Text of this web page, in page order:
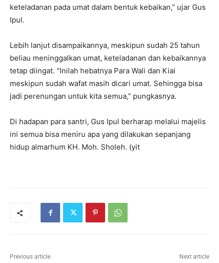
keteladanan pada umat dalam bentuk kebaikan,” ujar Gus
Ipul.
Lebih lanjut disampaikannya, meskipun sudah 25 tahun
beliau meninggalkan umat, keteladanan dan kebaikannya
tetap diingat. “Inilah hebatnya Para Wali dan Kiai
meskipun sudah wafat masih dicari umat. Sehingga bisa
jadi perenungan untuk kita semua,” pungkasnya.
Di hadapan para santri, Gus Ipul berharap melalui majelis
ini semua bisa meniru apa yang dilakukan sepanjang
hidup almarhum KH. Moh. Sholeh. (yit
Previous article Next article